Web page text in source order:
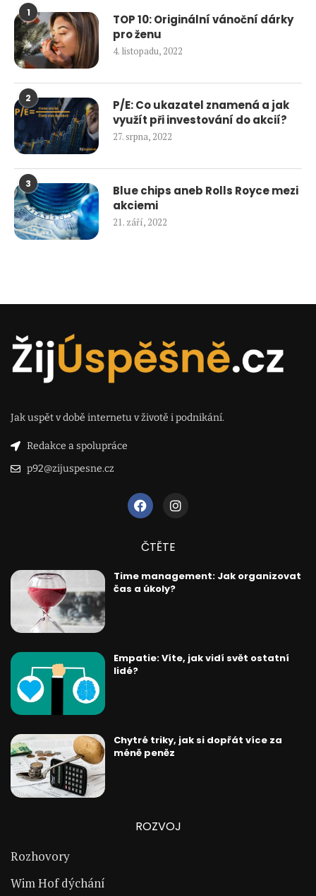
1
TOP 10: Originální vánoční dárky
pro ženu
4. listopadu, 2022
2
P/E: Co ukazatel znamená a jak
využít při investování do akcií?
27. srpna, 2022
3
Blue chips aneb Rolls Royce mezi
akciemi
21. září, 2022
Jak uspět v době internetu v životě i podnikání.
Redakce a spolupráce
p92@zijuspesne.cz
ČTĚTE
Time management: Jak organizovat
čas a úkoly?
Empatie: Víte, jak vidí svět ostatní
lidé?
Chytré triky, jak si dopřát více za
méně peněz
ROZVOJ
Rozhovory
Wim Hof dýchání